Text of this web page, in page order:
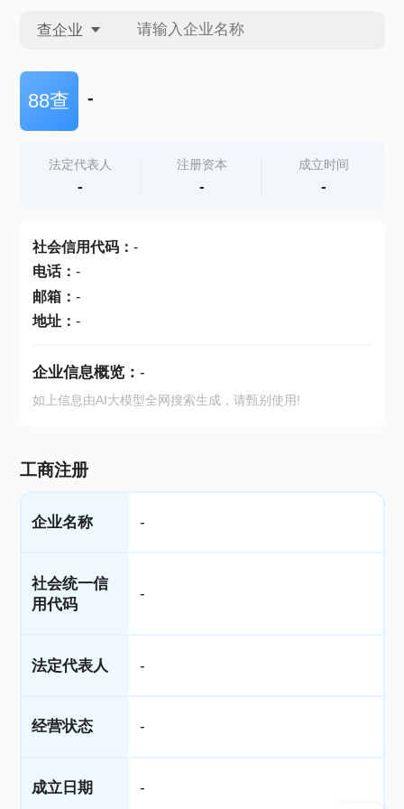
查企业
查企业
查产地
88查 -
法定代表人
-
注册资本
-
成立时间
-
社会信用代码： -
电话： -
邮箱： -
地址： -
企业信息概览： -
如上信息由AI大模型全网搜索生成，请甄别使用!
工商注册
企业名称 -
社会统一信
用代码
-
法定代表人 -
经营状态 -
成立日期 -